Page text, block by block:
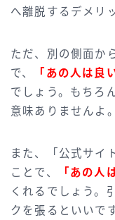
へ離脱するデメリ
ただ、別の側面か
で、
「あの人は良
でしょう。もちろ
意味ありませんよ。
また、「公式サイ
ことで、
「あの人
くれるでしょう。
クを張るといいで